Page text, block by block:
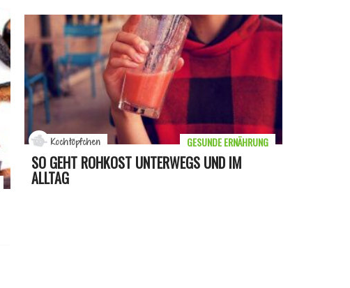
SO GEHT ROHKOST UNTERWEGS UND IM
ALLTAG
GESUNDE ERNÄHRUNG
Kochtöpfchen